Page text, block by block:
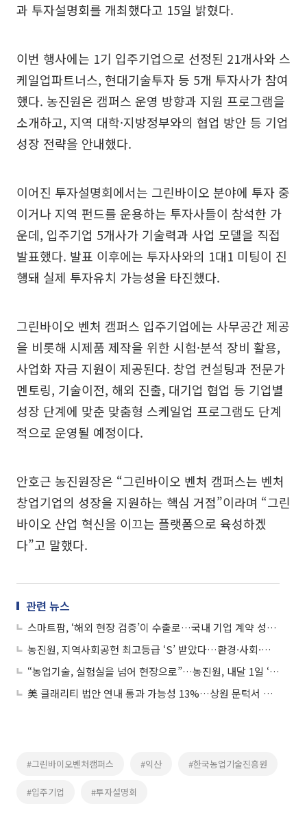
과 투자설명회를 개최했다고 15일 밝혔다.
이번 행사에는 1기 입주기업으로 선정된 21개사와 스
케일업파트너스, 현대기술투자 등 5개 투자사가 참여
했다. 농진원은 캠퍼스 운영 방향과 지원 프로그램을
소개하고, 지역 대학·지방정부와의 협업 방안 등 기업
성장 전략을 안내했다.
이어진 투자설명회에서는 그린바이오 분야에 투자 중
이거나 지역 펀드를 운용하는 투자사들이 참석한 가
운데, 입주기업 5개사가 기술력과 사업 모델을 직접
발표했다. 발표 이후에는 투자사와의 1대1 미팅이 진
행돼 실제 투자유치 가능성을 타진했다.
그린바이오 벤처 캠퍼스 입주기업에는 사무공간 제공
을 비롯해 시제품 제작을 위한 시험·분석 장비 활용,
사업화 자금 지원이 제공된다. 창업 컨설팅과 전문가
멘토링, 기술이전, 해외 진출, 대기업 협업 등 기업별
성장 단계에 맞춘 맞춤형 스케일업 프로그램도 단계
적으로 운영될 예정이다.
안호근 농진원장은 “그린바이오 벤처 캠퍼스는 벤처
창업기업의 성장을 지원하는 핵심 거점”이라며 “그린
바이오 산업 혁신을 이끄는 플랫폼으로 육성하겠
다”고 말했다.
관련 뉴스
스마트팜, ‘해외 현장 검증’이 수출로…국내 기업 계약 성과 잇따라
농진원, 지역사회공헌 최고등급 ‘S’ 받았다…환경·사회·지배구조(ESG) 경영 성과 인정
“농업기술, 실험실을 넘어 현장으로”…농진원, 내달 1일 ‘기술사업화 설명회’ 개최
美 클래리티 법안 연내 통과 가능성 13%…상원 문턱서 제동
#그린바이오벤처캠퍼스 #익산 #한국농업기술진흥원
#입주기업 #투자설명회